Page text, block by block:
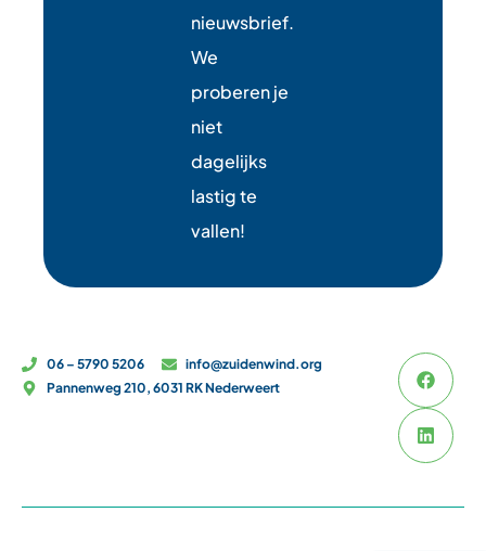
nieuwsbrief.
We
proberen je
niet
dagelijks
lastig te
vallen!
06 – 5790 5206
info@zuidenwind.org
Pannenweg 210, 6031 RK Nederweert